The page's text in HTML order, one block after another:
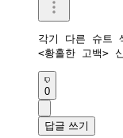
각기 다른 슈트
0
답글 쓰기